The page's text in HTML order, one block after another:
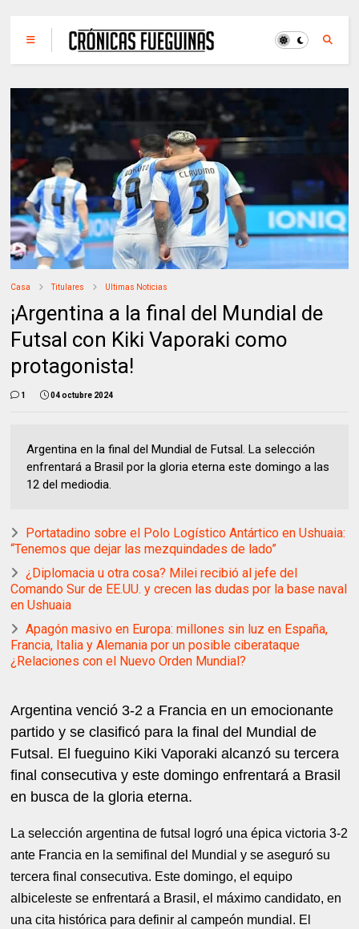
Casa Titulares Ultimas Noticias
¡Argentina a la final del Mundial de
Futsal con Kiki Vaporaki como
protagonista!
1 04 octubre 2024
Argentina en la final del Mundial de Futsal. La selección
enfrentará a Brasil por la gloria eterna este domingo a las
12 del mediodia.
Portatadino sobre el Polo Logístico Antártico en Ushuaia:
“Tenemos que dejar las mezquindades de lado”
¿Diplomacia u otra cosa? Milei recibió al jefe del
Comando Sur de EE.UU. y crecen las dudas por la base naval
en Ushuaia
Apagón masivo en Europa: millones sin luz en España,
Francia, Italia y Alemania por un posible ciberataque
¿Relaciones con el Nuevo Orden Mundial?
Argentina venció 3-2 a Francia en un emocionante
partido y se clasificó para la final del Mundial de
Futsal. El fueguino Kiki Vaporaki alcanzó su tercera
final consecutiva y este domingo enfrentará a Brasil
en busca de la gloria eterna.
La selección argentina de futsal logró una épica victoria 3-2
ante Francia en la semifinal del Mundial y se aseguró su
tercera final consecutiva. Este domingo, el equipo
albiceleste se enfrentará a Brasil, el máximo candidato, en
una cita histórica para definir al campeón mundial. El